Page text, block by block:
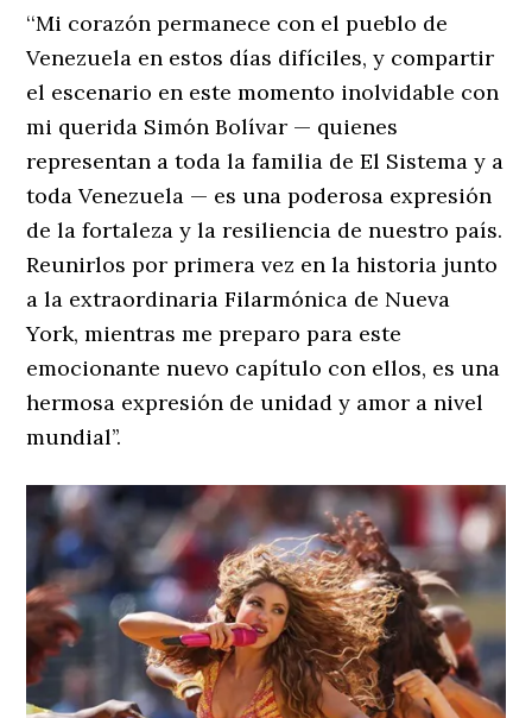
‘‘Mi corazón permanece con el pueblo de
Venezuela en estos días difíciles, y compartir
el escenario en este momento inolvidable con
mi querida Simón Bolívar — quienes
representan a toda la familia de El Sistema y a
toda Venezuela — es una poderosa expresión
de la fortaleza y la resiliencia de nuestro país.
Reunirlos por primera vez en la historia junto
a la extraordinaria Filarmónica de Nueva
York, mientras me preparo para este
emocionante nuevo capítulo con ellos, es una
hermosa expresión de unidad y amor a nivel
mundial’’.